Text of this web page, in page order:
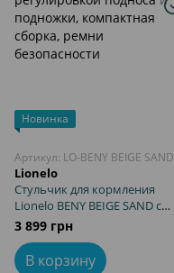
Новинка
Артикул: LO-BENY BEIGE SAND
Lionelo
Стульчик для кормления
Lionelo BENY BEIGE SAND с
регулировкой подноса и
подножки, компактная
сборка, ремни безопасности
3 899 грн
В корзину